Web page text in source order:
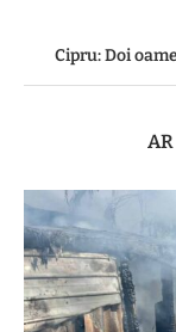
Cipru: Doi